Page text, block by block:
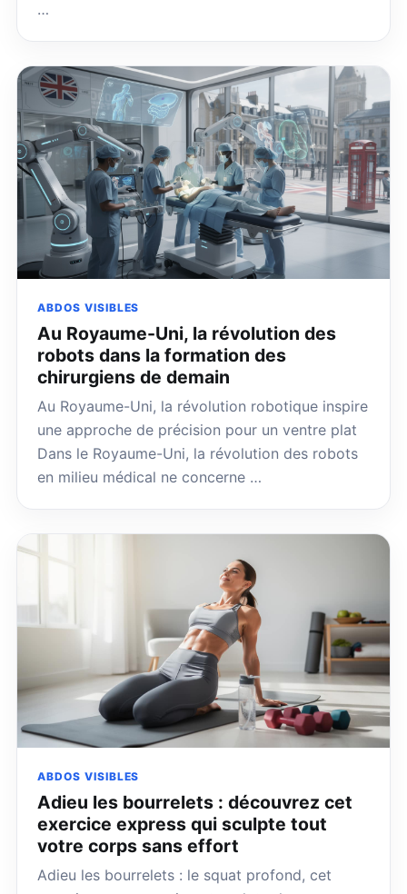
…
ABDOS VISIBLES
Au Royaume-Uni, la révolution des
robots dans la formation des
chirurgiens de demain
Au Royaume-Uni, la révolution robotique inspire
une approche de précision pour un ventre plat
Dans le Royaume-Uni, la révolution des robots
en milieu médical ne concerne …
ABDOS VISIBLES
Adieu les bourrelets : découvrez cet
exercice express qui sculpte tout
votre corps sans effort
Adieu les bourrelets : le squat profond, cet